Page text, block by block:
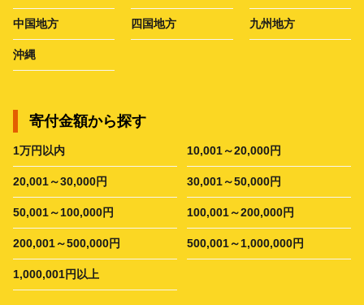
中国地方 四国地方 九州地方
沖縄
寄付金額から探す
1万円以内 10,001～20,000円
20,001～30,000円 30,001～50,000円
50,001～100,000円 100,001～200,000円
200,001～500,000円 500,001～1,000,000円
1,000,001円以上